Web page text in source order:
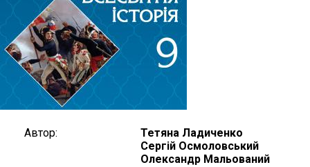
Автор
Тетяна Ладиченко
Сергій Осмоловський
Олександр Мальований